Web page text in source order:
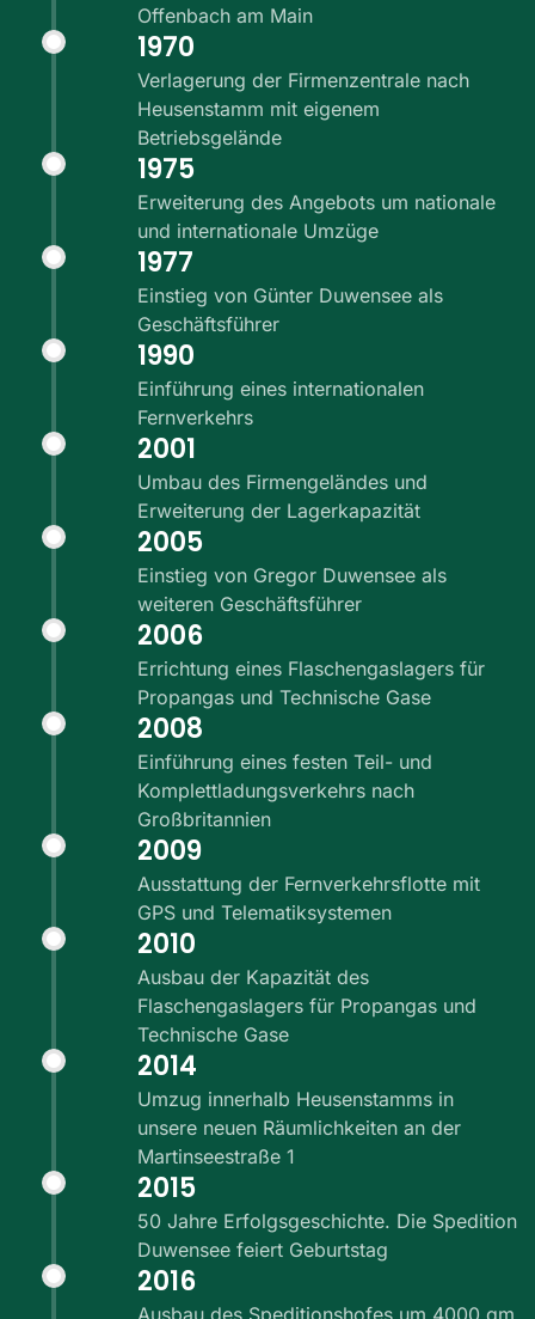
Offenbach am Main
1970
Verlagerung der Firmenzentrale nach
Heusenstamm mit eigenem
Betriebsgelände
1975
Erweiterung des Angebots um nationale
und internationale Umzüge
1977
Einstieg von Günter Duwensee als
Geschäftsführer
1990
Einführung eines internationalen
Fernverkehrs
2001
Umbau des Firmengeländes und
Erweiterung der Lagerkapazität
2005
Einstieg von Gregor Duwensee als
weiteren Geschäftsführer
2006
Errichtung eines Flaschengaslagers für
Propangas und Technische Gase
2008
Einführung eines festen Teil- und
Komplettladungsverkehrs nach
Großbritannien
2009
Ausstattung der Fernverkehrsflotte mit
GPS und Telematiksystemen
2010
Ausbau der Kapazität des
Flaschengaslagers für Propangas und
Technische Gase
2014
Umzug innerhalb Heusenstamms in
unsere neuen Räumlichkeiten an der
Martinseestraße 1
2015
50 Jahre Erfolgsgeschichte. Die Spedition
Duwensee feiert Geburtstag
2016
Ausbau des Speditionshofes um 4000 qm